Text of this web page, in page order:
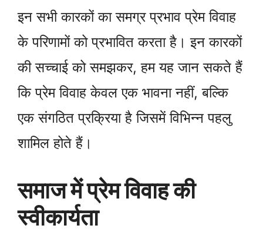
इन सभी कारकों का समग्र प्रभाव प्रेम विवाह
के परिणामों को प्रभावित करता है। इन कारकों
की सच्चाई को समझकर, हम यह जान सकते हैं
कि प्रेम विवाह केवल एक भावना नहीं, बल्कि
एक संगठित प्रक्रिया है जिसमें विभिन्न पहलु
शामिल होते हैं।
समाज में प्रेम विवाह की
स्वीकार्यता